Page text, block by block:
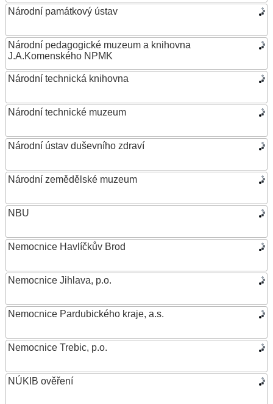
Národní památkový ústav
Národní pedagogické muzeum a knihovna
J.A.Komenského NPMK
Národní technická knihovna
Národní technické muzeum
Národní ústav duševního zdraví
Národní zemědělské muzeum
NBU
Nemocnice Havlíčkův Brod
Nemocnice Jihlava, p.o.
Nemocnice Pardubického kraje, a.s.
Nemocnice Trebic, p.o.
NÚKIB ověření